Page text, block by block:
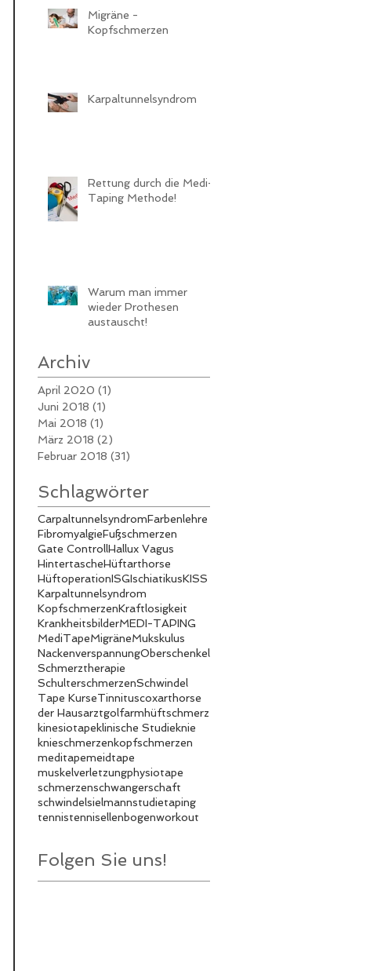
Migräne -
Kopfschmerzen
Karpaltunnelsyndrom
Rettung durch die Medi-
Taping Methode!
Warum man immer
wieder Prothesen
austauscht!
Archiv
April 2020 (1)
Juni 2018 (1)
Mai 2018 (1)
März 2018 (2)
Februar 2018 (31)
Schlagwörter
CarpaltunnelsyndromFarbenlehre
FibromyalgieFußschmerzen
Gate ControllHallux Vagus
HintertascheHüftarthorse
HüftoperationISGIschiatikusKISS
Karpaltunnelsyndrom
KopfschmerzenKraftlosigkeit
KrankheitsbilderMEDI-TAPING
MediTapeMigräneMukskulus
NackenverspannungOberschenkel
Schmerztherapie
SchulterschmerzenSchwindel
Tape KurseTinnituscoxarthorse
der Hausarztgolfarmhüftschmerz
kinesiotapeklinische Studieknie
knieschmerzenkopfschmerzen
meditapemeidtape
muskelverletzungphysiotape
schmerzenschwangerschaft
schwindelsielmannstudietaping
tennistennisellenbogenworkout
Folgen Sie uns!